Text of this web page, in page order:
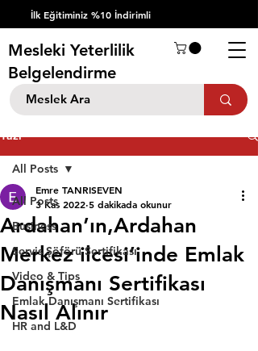
İlk Eğitiminiz %10 İndirimli
Mesleki Yeterlilik
Belgelendirme
Yazı
All Posts
Business
Servis Şöförü Sertifikası
Video & Tips
Emlak Danışmanı Sertifikası
HR and L&D
All Posts
Ardahan’ın,Ardahan
Merkez ilcesi’inde Emlak
Danışmanı Sertifikası
Nasıl Alınır
Emre TANRISEVEN
3 Kas 2022 5 dakikada okunur